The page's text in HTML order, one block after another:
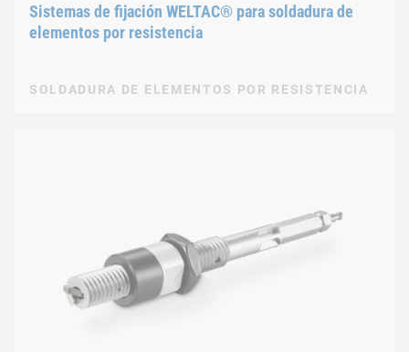
Sistemas de fijación WELTAC® para soldadura de
elementos por resistencia
SOLDADURA DE ELEMENTOS POR RESISTENCIA